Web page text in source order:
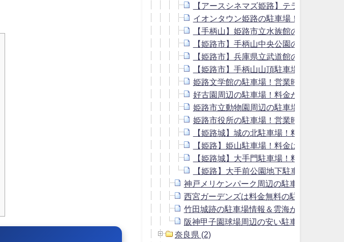
【アースシネマズ姫路】テラッソ姫路
イオンタウン姫路の駐車場！営業時間は
【手柄山】姫路市立水族館の駐車場！
【姫路市】手柄山中央公園の駐車場！
【姫路市】兵庫県立武道館のアクセス＆
【姫路市】手柄山山頂駐車場！営業時間
姫路文学館の駐車場！営業時間は？料金
好古園周辺の駐車場！料金が安い・近い
姫路市立動物園周辺の駐車場！料金が安
姫路市役所の駐車場！営業時間は？料金
【姫路城】城の北駐車場！料金は安い？
【姫路】姫山駐車場！料金は安い？営業
【姫路城】大手門駐車場！料金は安い？
【姫路】大手前公園地下駐車場！料金や
神戸メリケンパーク周辺の駐車場＆料金の
西宮ガーデンズは料金無料の駐車場？周辺
竹田城跡の駐車場情報＆雲海が見れる2つ
阪神甲子園球場周辺の安い駐車場＆予約で
奈良県 (2)